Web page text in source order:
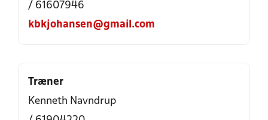
/ 61607946
kbkjohansen@gmail.com
Træner
Kenneth Navndrup